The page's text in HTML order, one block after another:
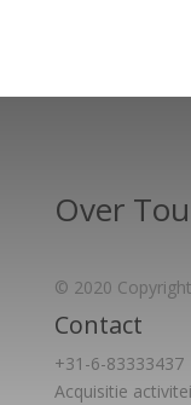
Over
© 2020
Contact
+31-6-83333437
Acquisitie